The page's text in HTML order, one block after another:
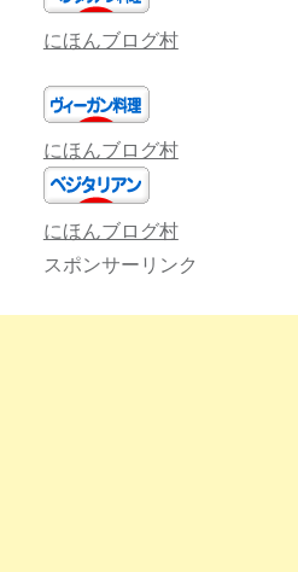
にほんブログ村
にほんブログ村
にほんブログ村
スポンサーリンク